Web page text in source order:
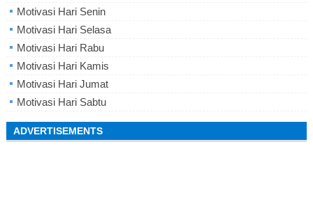
Motivasi Hari Senin
Motivasi Hari Selasa
Motivasi Hari Rabu
Motivasi Hari Kamis
Motivasi Hari Jumat
Motivasi Hari Sabtu
ADVERTISEMENTS